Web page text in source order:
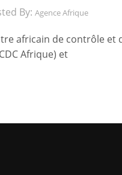
By: Agence Afrique
africain de contrôle et
Afrique) et